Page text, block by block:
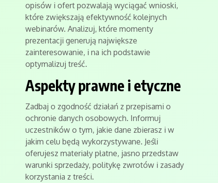
opisów i ofert pozwalają wyciągać wnioski,
które zwiększają efektywność kolejnych
webinarów. Analizuj, które momenty
prezentacji generują największe
zainteresowanie, i na ich podstawie
optymalizuj treść.
Aspekty prawne i etyczne
Zadbaj o zgodność działań z przepisami o
ochronie danych osobowych. Informuj
uczestników o tym, jakie dane zbierasz i w
jakim celu będą wykorzystywane. Jeśli
oferujesz materiały płatne, jasno przedstaw
warunki sprzedaży, politykę zwrotów i zasady
korzystania z treści.